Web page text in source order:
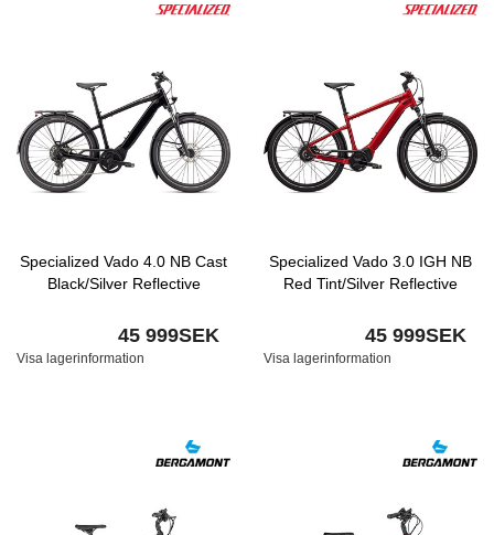
Specialized Vado 4.0 NB Cast
Black/Silver Reflective
45 999SEK
Visa lagerinformation
Specialized Vado 3.0 IGH NB
Red Tint/Silver Reflective
45 999SEK
Visa lagerinformation